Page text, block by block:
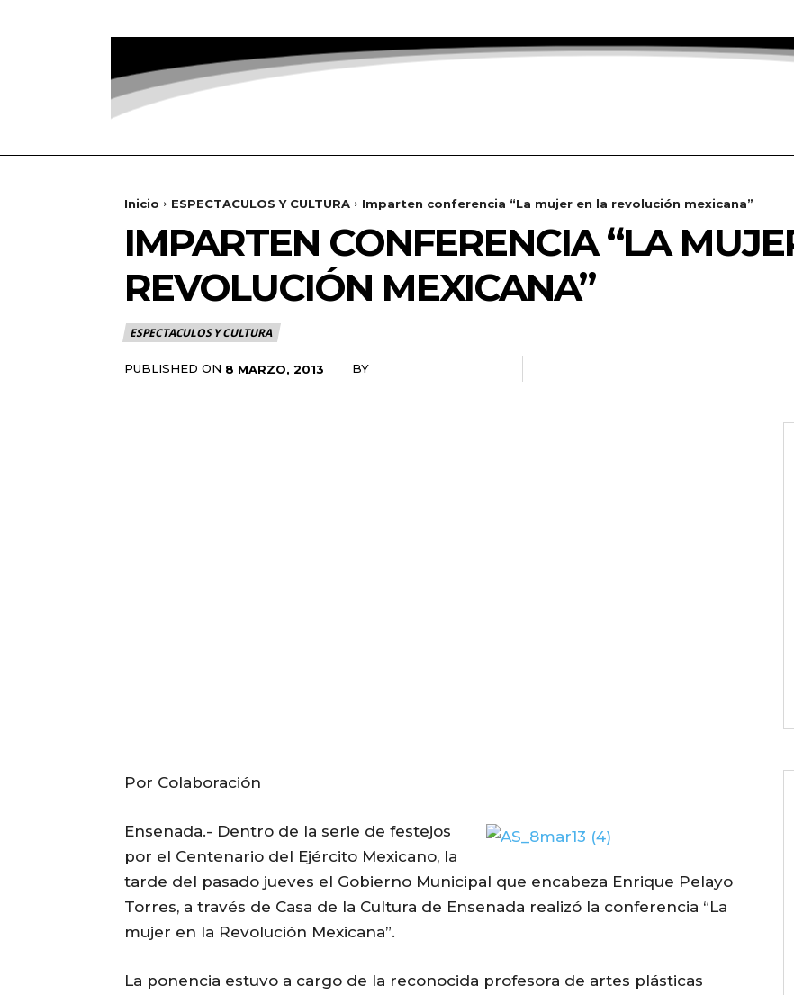
Inicio ESPECTACULOS Y CULTURA Imparten conferencia “La mujer en la revolución mexicana”
IMPARTEN CONFERENCIA “LA
REVOLUCIÓN MEXICANA”
ESPECTACULOS Y CULTURA
PUBLISHED ON 8 MARZO, 2013 BY
Por Colaboración
Ensenada.- Dentro de la serie de festejos
por el Centenario del Ejército Mexicano, la
tarde del pasado jueves el Gobierno Municipal que encabeza Enrique Pelayo
Torres, a través de Casa de la Cultura de Ensenada realizó la conferencia “La
mujer en la Revolución Mexicana”.
La ponencia estuvo a cargo de la reconocida profesora de artes plásticas